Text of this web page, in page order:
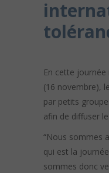
En cette
(16 novembre),
par petits
afin de diffuser
“Nous sommes
qui est la
sommes donc